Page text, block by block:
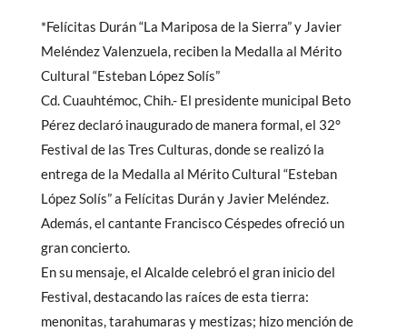
*Felícitas Durán “La Mariposa de la Sierra” y Javier
Meléndez Valenzuela, reciben la Medalla al Mérito
Cultural “Esteban López Solís”
Cd. Cuauhtémoc, Chih.- El presidente municipal Beto
Pérez declaró inaugurado de manera formal, el 32°
Festival de las Tres Culturas, donde se realizó la
entrega de la Medalla al Mérito Cultural “Esteban
López Solís” a Felícitas Durán y Javier Meléndez.
Además, el cantante Francisco Céspedes ofreció un
gran concierto.
En su mensaje, el Alcalde celebró el gran inicio del
Festival, destacando las raíces de esta tierra:
menonitas, tarahumaras y mestizas; hizo mención de